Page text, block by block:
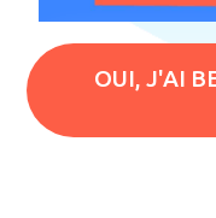
OUI, J'AI